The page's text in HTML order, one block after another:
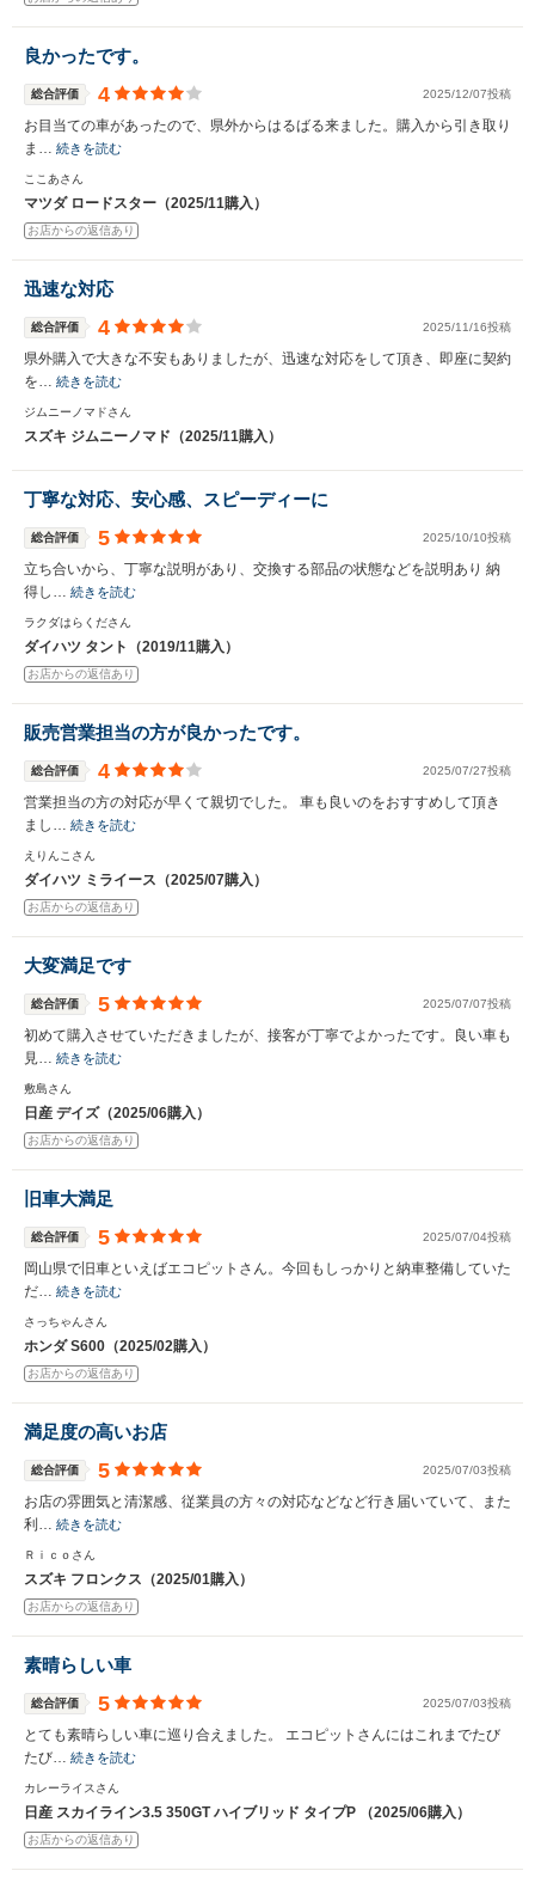
良かったです。
総合評価 4 2025/12/07投稿
お目当ての車があったので、県外からはるばる来ました。購入から引き取り
ま… 続きを読む
ここあさん
マツダ ロードスター（2025/11購入）
お店からの返信あり
迅速な対応
総合評価 4 2025/11/16投稿
県外購入で大きな不安もありましたが、迅速な対応をして頂き、即座に契約
を… 続きを読む
ジムニーノマドさん
スズキ ジムニーノマド（2025/11購入）
丁寧な対応、安心感、スピーディーに
総合評価 5 2025/10/10投稿
立ち合いから、丁寧な説明があり、交換する部品の状態などを説明あり 納
得し… 続きを読む
ラクダはらくださん
ダイハツ タント（2019/11購入）
お店からの返信あり
販売営業担当の方が良かったです。
総合評価 4 2025/07/27投稿
営業担当の方の対応が早くて親切でした。 車も良いのをおすすめして頂き
まし… 続きを読む
えりんこさん
ダイハツ ミライース（2025/07購入）
お店からの返信あり
大変満足です
総合評価 5 2025/07/07投稿
初めて購入させていただきましたが、接客が丁寧でよかったです。良い車も
見… 続きを読む
敷島さん
日産 デイズ（2025/06購入）
お店からの返信あり
旧車大満足
総合評価 5 2025/07/04投稿
岡山県で旧車といえばエコピットさん。今回もしっかりと納車整備していた
だ… 続きを読む
さっちゃんさん
ホンダ S600（2025/02購入）
お店からの返信あり
満足度の高いお店
総合評価 5 2025/07/03投稿
お店の雰囲気と清潔感、従業員の方々の対応などなど行き届いていて、また
利… 続きを読む
Ｒｉｃｏさん
スズキ フロンクス（2025/01購入）
お店からの返信あり
素晴らしい車
総合評価 5 2025/07/03投稿
とても素晴らしい車に巡り合えました。 エコピットさんにはこれまでたび
たび… 続きを読む
カレーライスさん
日産 スカイライン3.5 350GT ハイブリッド タイプP （2025/06購入）
お店からの返信あり